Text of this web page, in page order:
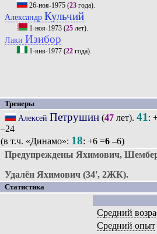
26-ноя-1975(23года).
Александр Кульчий
1-ноя-1973(25лет).
Лаки Изибор
1-янв-1977(22года).
Тренеры
Алексей Петрушин(47лет). 41 :
–24
(в т.ч. «Динамо»: 18: +6 =6 –6)
Предупреждены Яхимович,
Удалён Яхимович (34', 2ЖК).
Статистика
Средний
Средний опыт